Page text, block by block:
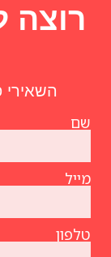
רוצה
השאירי
שם
מייל
טלפון